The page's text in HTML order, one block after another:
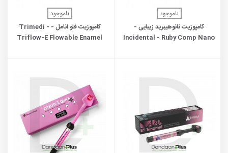
ناموجود
کامپوزیت نانوهیبرید زیبایی -
Incidental - Ruby Comp Nano
ناموجود
کامپوزیت فلو انامل - Trimedi -
Triflow-E Flowable Enamel